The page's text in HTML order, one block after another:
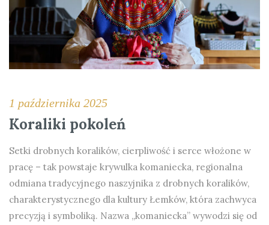
1 października 2025
Koraliki pokoleń
Setki drobnych koralików, cierpliwość i serce włożone w
pracę – tak powstaje krywulka komaniecka, regionalna
odmiana tradycyjnego naszyjnika z drobnych koralików,
charakterystycznego dla kultury Łemków, która zachwyca
precyzją i symboliką. Nazwa „komaniecka” wywodzi się od